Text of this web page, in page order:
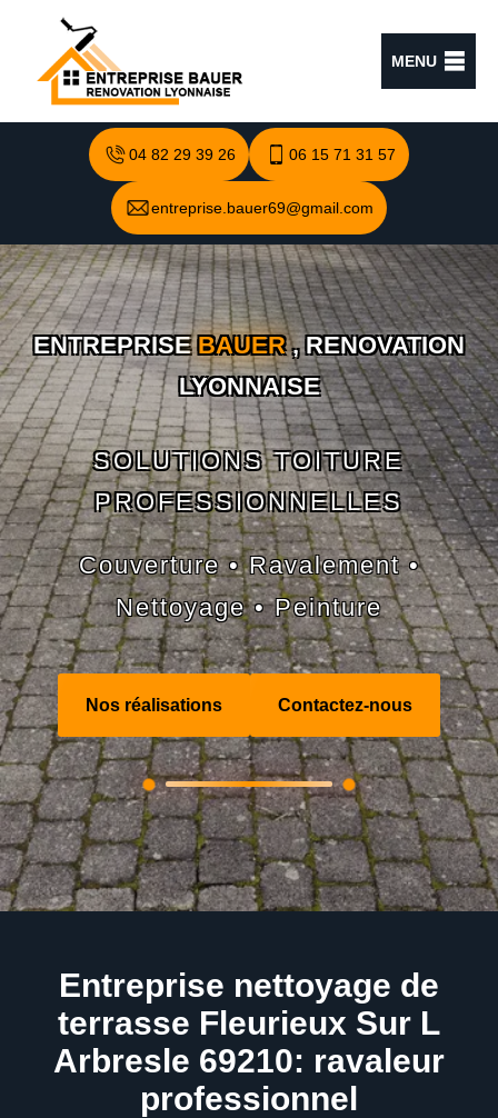
MENU
04 82 29 39 26 06 15 71 31 57
entreprise.bauer69@gmail.com
ENTREPRISEBAUER, RENOVATION
LYONNAISE
SOLUTIONS TOITURE
PROFESSIONNELLES
Couverture • Ravalement •
Nettoyage • Peinture
Nos réalisations Contactez-nous
Entreprise nettoyage de
terrasse Fleurieux Sur L
Arbresle 69210: ravaleur
professionnel